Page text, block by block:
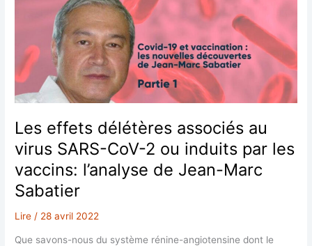
temps
réel
de
716
études
Les effets délétères associés au
virus SARS-CoV-2 ou induits par les
vaccins: l’analyse de Jean-Marc
Sabatier
Lire / 28 avril 2022
Que savons-nous du système rénine-angiotensine dont le